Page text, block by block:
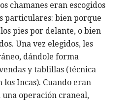
chamanes eran escogidos
particulares: bien porque
pies por delante, o bien
Una vez elegidos, les
dándole forma
y tablillas (técnica
los Incas). Cuando eran
operación craneal,